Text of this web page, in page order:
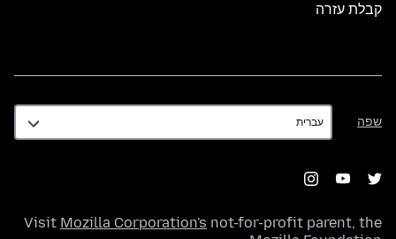
קבלת עזרה
שפה
שפה
Visit Mozilla Corporation's not-for-profit parent, the